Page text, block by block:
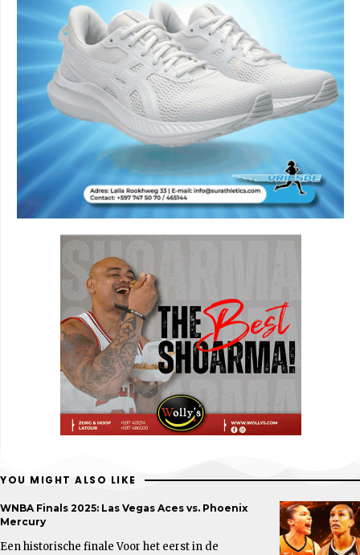
YOU MIGHT ALSO LIKE
WNBA Finals 2025: Las Vegas Aces vs. Phoenix
Mercury
Een historische finale Voor het eerst in de